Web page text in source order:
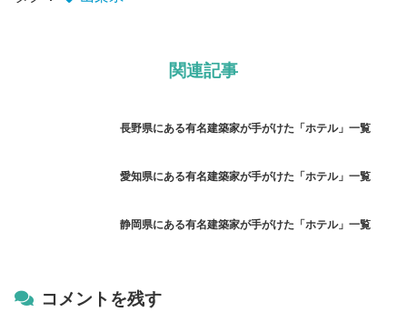
関連記事
長野県にある有名建築家が手がけた「ホテル」一覧
愛知県にある有名建築家が手がけた「ホテル」一覧
静岡県にある有名建築家が手がけた「ホテル」一覧
コメントを残す